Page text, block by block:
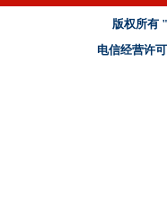
版权所有
电信经营许